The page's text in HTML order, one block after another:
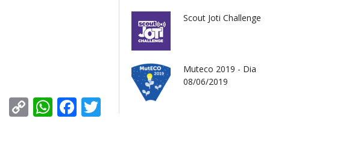
Copy
Link
WhatsApp
Facebook
Scout Joti Challenge
Muteco 2019 - Dia
08/06/2019